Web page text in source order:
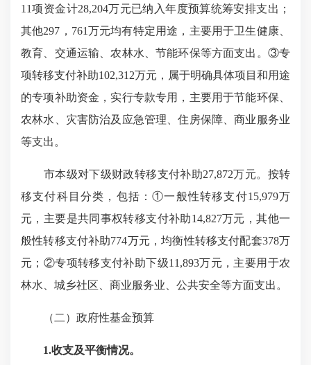
11项资金计28,204万元已纳入年度预算统筹安排支出；
其他297，761万元均有特定用途，主要用于卫生健康、
教育、交通运输、农林水、节能环保等方面支出。③专
项转移支付补助102,312万元，属于明确具体项目和用途
的专项补助资金，实行专款专用，主要用于节能环保、
农林水、灾害防治及应急管理、住房保障、商业服务业
等支出。
市本级对下级财政转移支付补助27,872万元。按转
移支付科目分类，包括：①一般性转移支付15,979万
元，主要是共同事权转移支付补助14,827万元，其他一
般性转移支付补助774万元，均衡性转移支付配套378万
元；②专项转移支付补助下级11,893万元，主要用于农
林水、城乡社区、商业服务业、公共安全等方面支出。
（二）政府性基金预算
1.收支及平衡情况。